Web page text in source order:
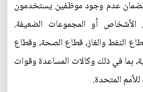
لضمان عدم وجود موظفين يستخدمون
الأشخاص أو المجموعات الضعيفة.
النفط والغاز، قطاع الصحة، وقطاع
بما في ذلك وكالات المساعدة وقوات
المتحدة.